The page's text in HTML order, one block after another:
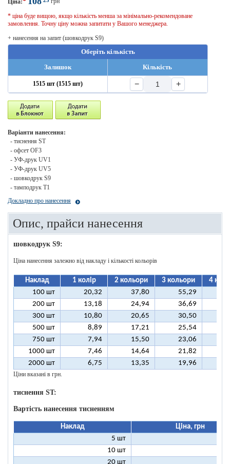
Ціна:
* ціна буде вищою, якщо кількість менша за мінімально-рекомендоване
замовлення. Точну ціну можна запитати у Вашого менеджера.
+ нанесення на запит (шовкодрук S9)
Оберіть кількість
Залишок
Кількість
1515 шт (1515 шт) − +
Варіанти нанесення:
- тиснення ST
- офсет OF3
- УФ-друк UV1
- УФ-друк UV5
- шовкодрук S9
- тамподрук T1
Докладно про нанесення
Опис, прайси нанесення
шовкодрук S9:
Ціна нанесення залежно від накладу і кількості кольорів
Наклад 1 колір 2 кольори 3 кольори
4
100 шт
20,32 37,80 55,29
200 шт
13,18 24,94 36,69
300 шт
10,80 20,65 30,50
500 шт
8,89 17,21 25,54
750 шт
7,94 15,50 23,06
1000 шт
7,46 14,64 21,82
2000 шт
6,75 13,35 19,96
Ціни вказані в грн.
тиснення ST:
Вартість нанесення тисненням
Наклад
Ціна, грн
5 шт
10 шт
20 шт